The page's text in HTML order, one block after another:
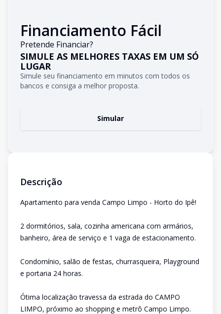
Financiamento Fácil
Pretende Financiar?
SIMULE AS MELHORES TAXAS EM UM SÓ
LUGAR
Simule seu financiamento em minutos com todos os
bancos e consiga a melhor proposta.
Simular
Descrição
Apartamento para venda Campo Limpo - Horto do Ipê!
2 dormitórios, sala, cozinha americana com armários,
banheiro, área de serviço e 1 vaga de estacionamento.
Condomínio, salão de festas, churrasqueira, Playground
e portaria 24 horas.
Ótima localização travessa da estrada do CAMPO
LIMPO, próximo ao shopping e metrô Campo Limpo.